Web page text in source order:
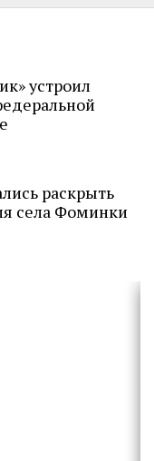
устроил
раскрыть
села Фоминки